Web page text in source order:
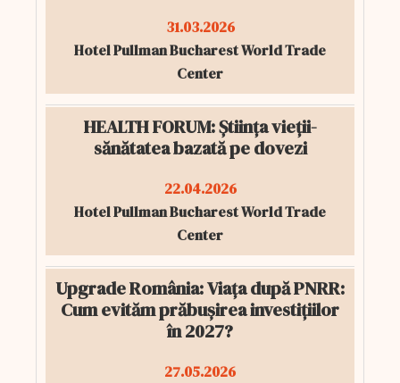
31.03.2026
Hotel Pullman Bucharest World Trade
Center
HEALTH FORUM: Știința vieții-
sănătatea bazată pe dovezi
22.04.2026
Hotel Pullman Bucharest World Trade
Center
Upgrade România: Viața după PNRR:
Cum evităm prăbușirea investițiilor
în 2027?
27.05.2026